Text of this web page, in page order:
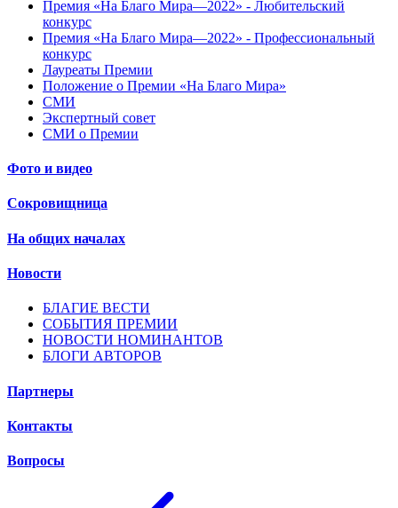
Премия «На Благо Мира—2022» - Любительский
конкурс
Премия «На Благо Мира—2022» - Профессиональный
конкурс
Лауреаты Премии
Положение о Премии «На Благо Мира»
СМИ
Экспертный совет
СМИ о Премии
Фото и видео
Сокровищница
На общих началах
Новости
БЛАГИЕ ВЕСТИ
СОБЫТИЯ ПРЕМИИ
НОВОСТИ НОМИНАНТОВ
БЛОГИ АВТОРОВ
Партнеры
Контакты
Вопросы